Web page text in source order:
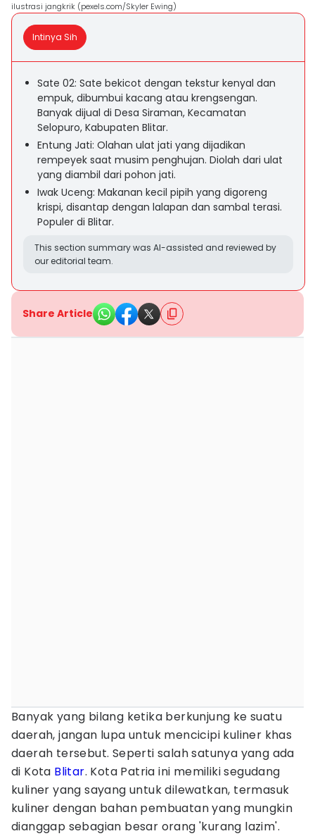
ilustrasi jangkrik (pexels.com/Skyler Ewing)
Intinya Sih
Sate 02: Sate bekicot dengan tekstur kenyal dan
empuk, dibumbui kacang atau krengsengan.
Banyak dijual di Desa Siraman, Kecamatan
Selopuro, Kabupaten Blitar.
Entung Jati: Olahan ulat jati yang dijadikan
rempeyek saat musim penghujan. Diolah dari ulat
yang diambil dari pohon jati.
Iwak Uceng: Makanan kecil pipih yang digoreng
krispi, disantap dengan lalapan dan sambal terasi.
Populer di Blitar.
This section summary was AI-assisted and reviewed by
our editorial team.
Share Article
Banyak yang bilang ketika berkunjung ke suatu
daerah, jangan lupa untuk mencicipi kuliner khas
daerah tersebut. Seperti salah satunya yang ada
di Kota Blitar. Kota Patria ini memiliki segudang
kuliner yang sayang untuk dilewatkan, termasuk
kuliner dengan bahan pembuatan yang mungkin
dianggap sebagian besar orang 'kurang lazim'.